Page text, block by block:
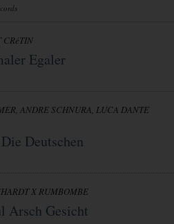
CRéTIN
Egaler
ANDRE SCHNURA, LUCA DANTE
Deutschen
X RUMBOMBE
Arsch Gesicht